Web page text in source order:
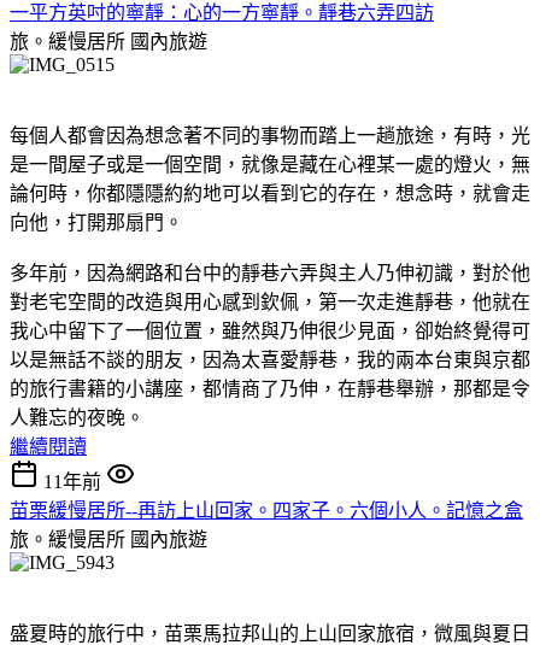
一平方英吋的寧靜：心的一方寧靜。靜巷六弄四訪
旅。緩慢居所 國內旅遊
每個人都會因為想念著不同的事物而踏上一趟旅途，有時，光
是一間屋子或是一個空間，就像是藏在心裡某一處的燈火，無
論何時，你都隱隱約約地可以看到它的存在，想念時，就會走
向他，打開那扇門。
多年前，因為網路和台中的靜巷六弄與主人乃伸初識，對於他
對老宅空間的改造與用心感到欽佩，第一次走進靜巷，他就在
我心中留下了一個位置，雖然與乃伸很少見面，卻始終覺得可
以是無話不談的朋友，因為太喜愛靜巷，我的兩本台東與京都
的旅行書籍的小講座，都情商了乃伸，在靜巷舉辦，那都是令
人難忘的夜晚。
繼續閱讀
11年前
苗栗緩慢居所--再訪上山回家。四家子。六個小人。記憶之盒
旅。緩慢居所 國內旅遊
盛夏時的旅行中，苗栗馬拉邦山的上山回家旅宿，微風與夏日